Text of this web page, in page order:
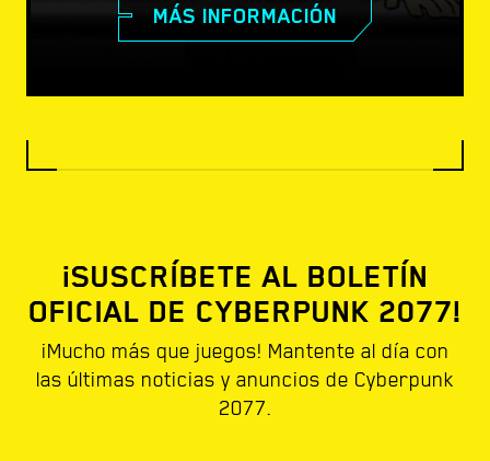
MÁS INFORMACIÓN
¡SUSCRÍBETE AL BOLETÍN
OFICIAL DE CYBERPUNK 2077!
¡Mucho más que juegos! Mantente al día con
las últimas noticias y anuncios de Cyberpunk
2077.